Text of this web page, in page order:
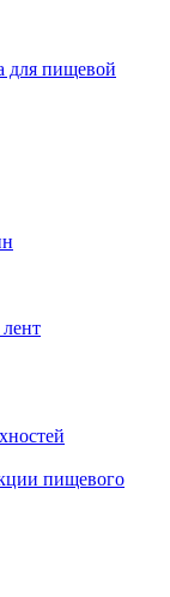
для пищевой
пищевого